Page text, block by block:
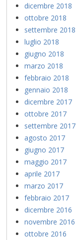
dicembre 2018
ottobre 2018
settembre 2018
luglio 2018
giugno 2018
marzo 2018
febbraio 2018
gennaio 2018
dicembre 2017
ottobre 2017
settembre 2017
agosto 2017
giugno 2017
maggio 2017
aprile 2017
marzo 2017
febbraio 2017
dicembre 2016
novembre 2016
ottobre 2016